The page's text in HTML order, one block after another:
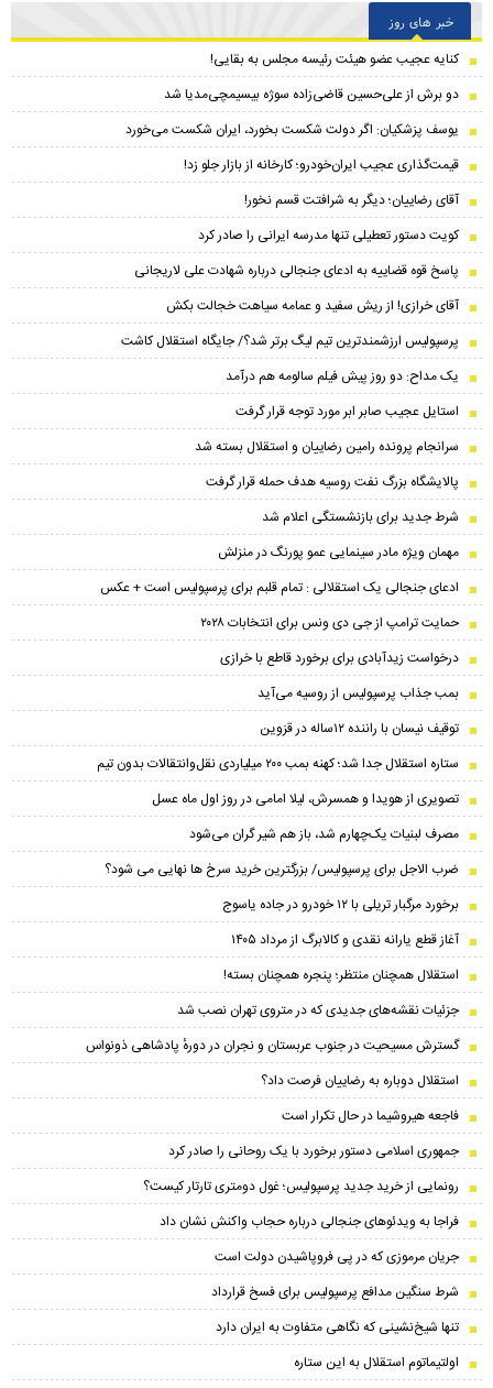
خبر های روز
کنایه عجیب عضو هیئت رئیسه مجلس به بقایی!
دو برش از علی‌حسین‌ قاضی‌زاده سوژه بیسیمچی‌مدیا شد
یوسف پزشکیان: اگر دولت شکست بخورد، ایران شکست می‌خورد
قیمت‌گذاری عجیب ایران‌خودرو؛ کارخانه از بازار جلو زد!
آقای رضاییان؛ دیگر به شرافتت قسم نخور!
کویت دستور تعطیلی تنها مدرسه ایرانی را صادر کرد
پاسخ قوه قضاییه به ادعای جنجالی درباره شهادت علی لاریجانی
آقای خرازی! از ریش سفید و عمامه سیاهت خجالت بکش
پرسپولیس ارزشمندترین تیم لیگ برتر شد؟/ جایگاه استقلال کاشت
یک مداح: دو روز پیش فیلم سالومه هم درآمد
استایل عجیب صابر ابر مورد توجه قرار گرفت
سرانجام پرونده رامین رضاییان و استقلال بسته شد
پالایشگاه بزرگ نفت روسیه هدف حمله قرار گرفت
شرط جدید برای بازنشستگی اعلام شد
مهمان ویژه مادر سینمایی عمو پورنگ در منزلش
ادعای جنجالی یک استقلالی : تمام قلبم برای پرسپولیس است + عکس
حمایت ترامپ از جی دی ونس برای انتخابات ۲۰۲۸
درخواست زیدآبادی برای برخورد قاطع با خرازی
بمب جذاب پرسپولیس از روسیه می‌آید
توقیف نیسان با راننده ۱۲ساله در قزوین
ستاره استقلال جدا شد؛ کهنه بمب ۲۰۰ میلیاردی نقل‌وانتقالات بدون تیم
تصویری از هویدا و همسرش، لیلا امامی در روز اول ماه عسل
مصرف لبنیات یک‌چهارم شد، باز هم شیر گران می‌شود
ضرب الاجل برای پرسپولیس/ بزرگترین خرید سرخ ها نهایی می شود؟
برخورد مرگبار تریلی با ۱۲ خودرو در جاده یاسوج
آغاز قطع یارانه نقدی و کالابرگ از مرداد ۱۴۰۵
استقلال همچنان منتظر؛ پنجره همچنان بسته!
جزئیات نقشه‌های جدیدی که در متروی تهران نصب شد
گسترش مسیحیت در جنوب عربستان و نجران در دورهٔ پادشاهی ذونواس
استقلال دوباره به رضاییان فرصت داد؟
فاجعه هیروشیما در حال تکرار است
جمهوری اسلامی دستور برخورد با یک روحانی را صادر کرد
رونمایی از خرید جدید پرسپولیس؛ غول دومتری تارتار کیست؟
فراجا به ویدئوهای جنجالی درباره حجاب واکنش نشان داد
جریان مرموزی که در پی فروپاشیدن دولت است
شرط سنگین مدافع پرسپولیس برای فسخ قرارداد
تنها شیخ‌نشینی که نگاهی متفاوت به ایران دارد
اولتیماتوم استقلال به این ستاره